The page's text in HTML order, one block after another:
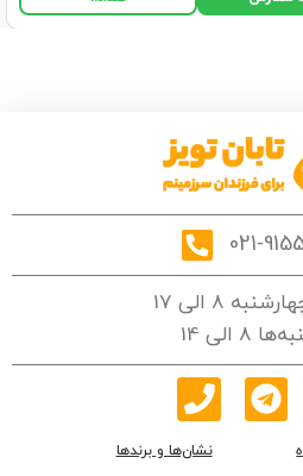
021-
8 الی 17
الی 14
نشان‌ها و برندها